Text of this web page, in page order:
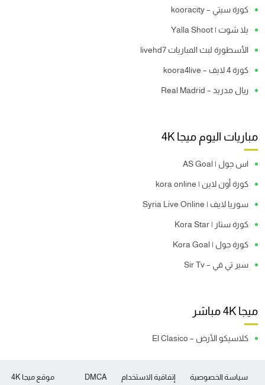
كورة سيتي – kooracity
يلا شوت | Yalla Shoot
الأسطورة لبث المباريات livehd7
كورة 4 لايف – koora4live
ريال مدريد – Real Madrid
مباريات اليوم ميجا 4K
اس جول | AS Goal
كورة أون لاين | kora online
سوريا لايف | Syria Live Online
كورة ستار | Kora Star
كورة جول | Kora Goal
سير تي في – Sir Tv
ميجا 4K مباشر
كلاسيكو الأرض – El Clasico
موقع ميجا 4K سياسة الخصوصية إتفاقية الاستخدام DMCA